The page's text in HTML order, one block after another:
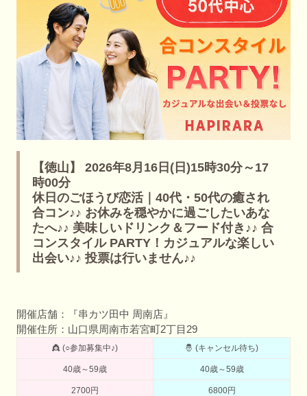
【徳山】 2026年8月16日(日)15時30分～17
時00分
休日のごほうび恋活｜40代・50代の癒され
合コン♪♪ お休みを穏やかに過ごしたいあな
たへ♪♪ 美味しいドリンク＆フード付き♪♪ 合
コンスタイル PARTY！カジュアルな楽しい
出会い♪♪ 投票は行いません♪♪
開催店舗：『串カツ田中 周南店』
開催住所：山口県周南市若宮町2丁目29
👸 (○参加募集中♪) 🤴 (キャンセル待ち)
40歳～59歳 40歳～59歳
2700円 6800円